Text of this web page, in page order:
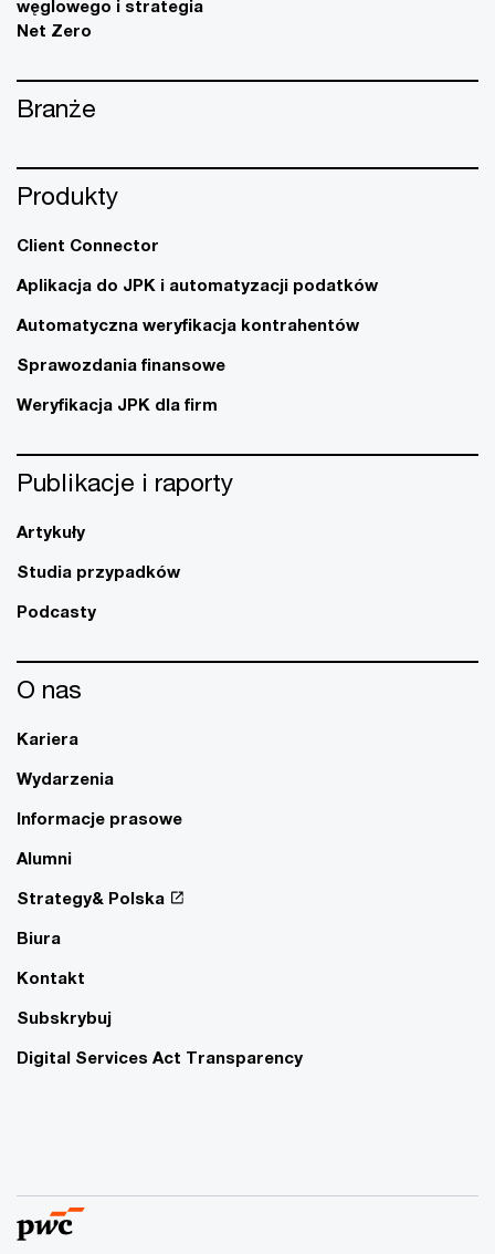
węglowego i strategia
Net Zero
Branże
Produkty
Client Connector
Aplikacja do JPK i automatyzacji podatków
Automatyczna weryfikacja kontrahentów
Sprawozdania finansowe
Weryfikacja JPK dla firm
Publikacje i raporty
Artykuły
Studia przypadków
Podcasty
O nas
Kariera
Wydarzenia
Informacje prasowe
Alumni
Strategy& Polska
Biura
Kontakt
Subskrybuj
Digital Services Act Transparency